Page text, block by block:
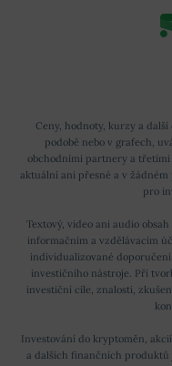
Ceny, hodnoty, kurzy a
podobě nebo v grafech,
obchodními partnery a třetími
aktuální ani přesné a v
pro
Textový, video ani audio
informačním a vzdělávacím
individualizované
investičního nástroje. Při
investiční cíle, znalosti,
Investování do kryptoměn,
a dalších finančních produktů